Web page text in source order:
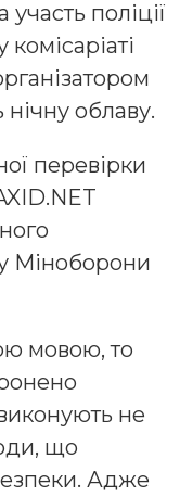
поліції
нічну облаву.
перевірки
Міноборони
мовою, то
не
що
Адже